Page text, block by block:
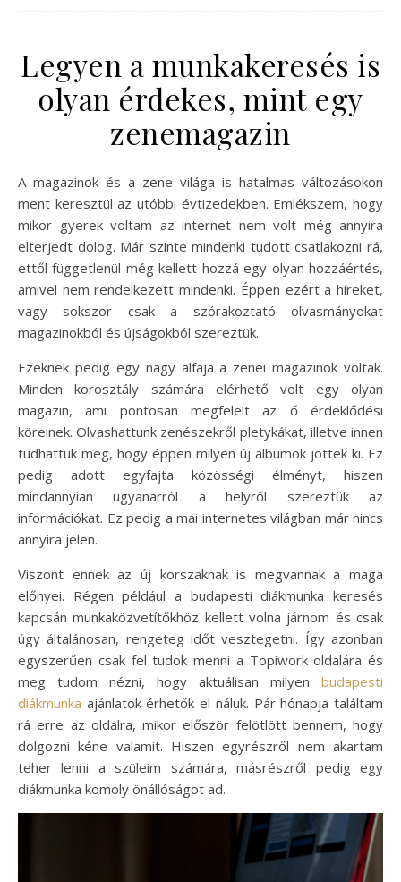
Legyen a munkakeresés is
olyan érdekes, mint egy
zenemagazin
A magazinok és a zene világa is hatalmas változásokon
ment keresztül az utóbbi évtizedekben. Emlékszem, hogy
mikor gyerek voltam az internet nem volt még annyira
elterjedt dolog. Már szinte mindenki tudott csatlakozni rá,
ettől függetlenül még kellett hozzá egy olyan hozzáértés,
amivel nem rendelkezett mindenki. Éppen ezért a híreket,
vagy sokszor csak a szórakoztató olvasmányokat
magazinokból és újságokból szereztük.
Ezeknek pedig egy nagy alfaja a zenei magazinok voltak.
Minden korosztály számára elérhető volt egy olyan
magazin, ami pontosan megfelelt az ő érdeklődési
köreinek. Olvashattunk zenészekről pletykákat, illetve innen
tudhattuk meg, hogy éppen milyen új albumok jöttek ki. Ez
pedig adott egyfajta közösségi élményt, hiszen
mindannyian ugyanarról a helyről szereztük az
információkat. Ez pedig a mai internetes világban már nincs
annyira jelen.
Viszont ennek az új korszaknak is megvannak a maga
előnyei. Régen például a budapesti diákmunka keresés
kapcsán munkaközvetítőkhöz kellett volna járnom és csak
úgy általánosan, rengeteg időt vesztegetni. Így azonban
egyszerűen csak fel tudok menni a Topiwork oldalára és
meg tudom nézni, hogy aktuálisan milyen budapesti
diákmunka ajánlatok érhetők el náluk. Pár hónapja találtam
rá erre az oldalra, mikor először felötlött bennem, hogy
dolgozni kéne valamit. Hiszen egyrészről nem akartam
teher lenni a szüleim számára, másrészről pedig egy
diákmunka komoly önállóságot ad.